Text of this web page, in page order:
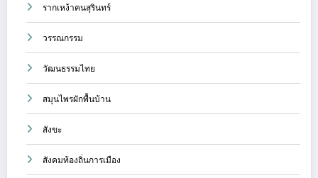
รากเหง้าคนสุรินทร์
วรรณกรรม
วัฒนธรรมไทย
สมุนไพรผักพื้นบ้าน
สังขะ
สังคมท้องถิ่นการเมือง